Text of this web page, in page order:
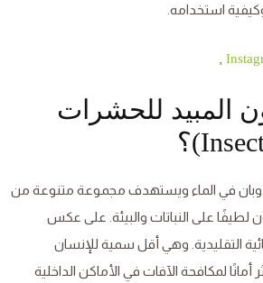
استخدامه.
المبيد للحشرات
في الماء ويستهدف مجموعة متنوعة من
لطيفًا على النباتات والبيئة. على عكس
التقليدية. وهي أقل سمية للإنسان
أمانًا لمكافحة الآفات في الأماكن الداخلية